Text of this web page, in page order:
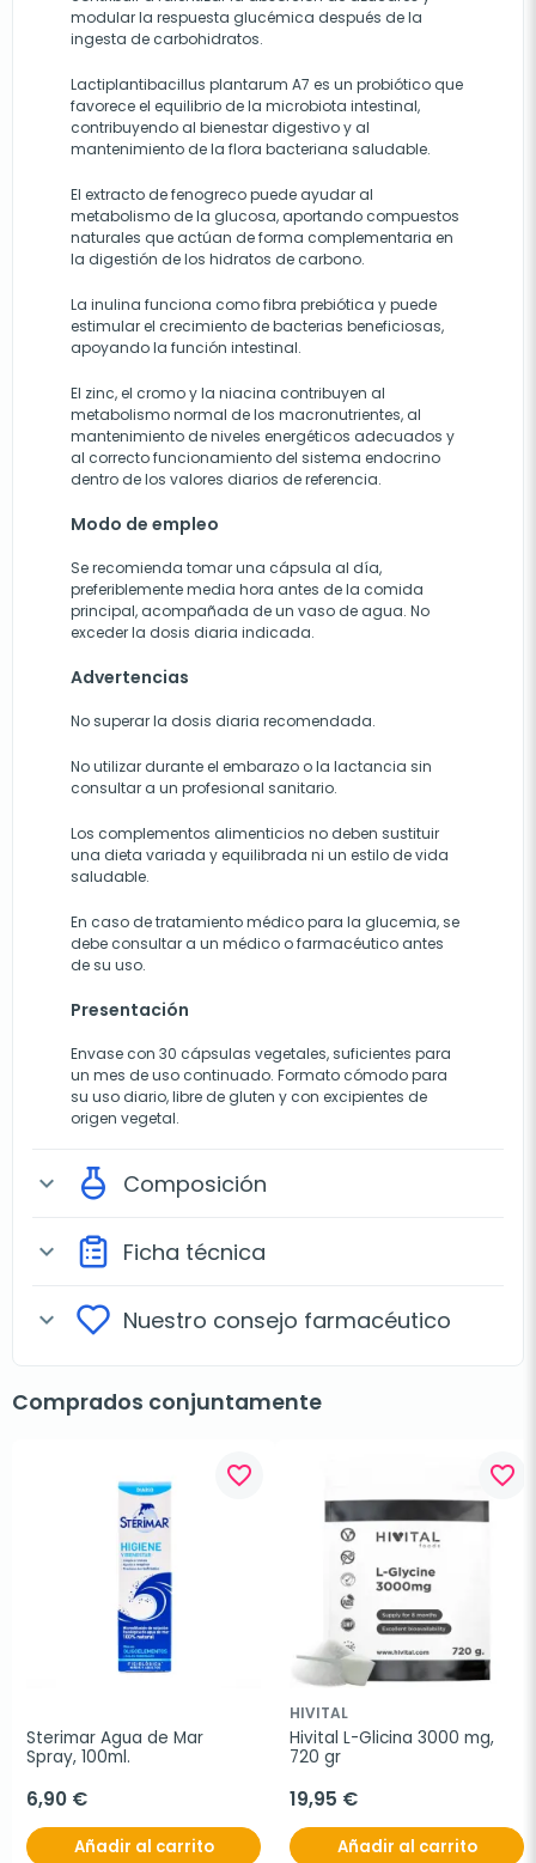
modular la respuesta glucémica después de la
ingesta de carbohidratos.
Lactiplantibacillus plantarum A7 es un probiótico que
favorece el equilibrio de la microbiota intestinal,
contribuyendo al bienestar digestivo y al
mantenimiento de la flora bacteriana saludable.
El extracto de fenogreco puede ayudar al
metabolismo de la glucosa, aportando compuestos
naturales que actúan de forma complementaria en
la digestión de los hidratos de carbono.
La inulina funciona como fibra prebiótica y puede
estimular el crecimiento de bacterias beneficiosas,
apoyando la función intestinal.
El zinc, el cromo y la niacina contribuyen al
metabolismo normal de los macronutrientes, al
mantenimiento de niveles energéticos adecuados y
al correcto funcionamiento del sistema endocrino
dentro de los valores diarios de referencia.
Modo de empleo
Se recomienda tomar una cápsula al día,
preferiblemente media hora antes de la comida
principal, acompañada de un vaso de agua. No
exceder la dosis diaria indicada.
Advertencias
No superar la dosis diaria recomendada.
No utilizar durante el embarazo o la lactancia sin
consultar a un profesional sanitario.
Los complementos alimenticios no deben sustituir
una dieta variada y equilibrada ni un estilo de vida
saludable.
En caso de tratamiento médico para la glucemia, se
debe consultar a un médico o farmacéutico antes
de su uso.
Presentación
Envase con 30 cápsulas vegetales, suficientes para
un mes de uso continuado. Formato cómodo para
su uso diario, libre de gluten y con excipientes de
origen vegetal.
expand_more Composición
expand_more Ficha técnica
expand_more Nuestro consejo farmacéutico
Comprados conjuntamente
favorite_border
Sterimar Agua de Mar
Spray, 100ml.
6,90 €
Añadir al carrito
favorite_border
HIVITAL
Hivital L-Glicina 3000 mg,
720 gr
19,95 €
Añadir al carrito